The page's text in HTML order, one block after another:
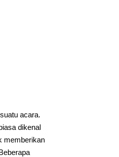
acara.
dikenal
memberikan